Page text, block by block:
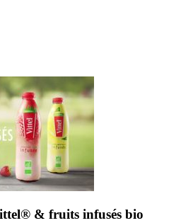
& fruits infusés bio